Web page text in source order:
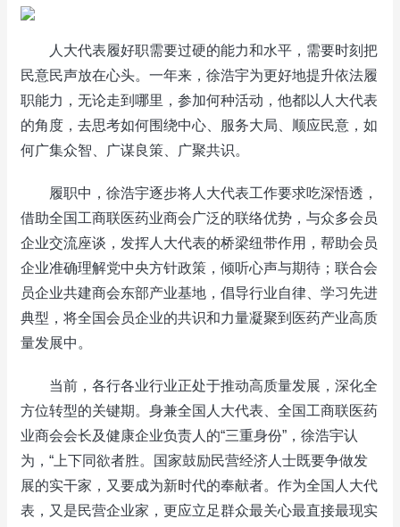
人大代表履好职需要过硬的能力和水平，需要时刻把
民意民声放在心头。一年来，徐浩宇为更好地提升依法履
职能力，无论走到哪里，参加何种活动，他都以人大代表
的角度，去思考如何围绕中心、服务大局、顺应民意，如
何广集众智、广谋良策、广聚共识。
履职中，徐浩宇逐步将人大代表工作要求吃深悟透，
借助全国工商联医药业商会广泛的联络优势，与众多会员
企业交流座谈，发挥人大代表的桥梁纽带作用，帮助会员
企业准确理解党中央方针政策，倾听心声与期待；联合会
员企业共建商会东部产业基地，倡导行业自律、学习先进
典型，将全国会员企业的共识和力量凝聚到医药产业高质
量发展中。
当前，各行各业行业正处于推动高质量发展，深化全
方位转型的关键期。身兼全国人大代表、全国工商联医药
业商会会长及健康企业负责人的“三重身份”，徐浩宇认
为，“上下同欲者胜。国家鼓励民营经济人士既要争做发
展的实干家，又要成为新时代的奉献者。作为全国人大代
表，又是民营企业家，更应立足群众最关心最直接最现实